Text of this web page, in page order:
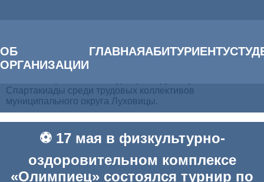
ОБ
ОРГАНИЗАЦИИ
ГЛАВНАЯАБИТУРИЕНТУ
Новости
⚽️ 17 мая в физкультурно-оздоровительном комплексе
Спартакиады среди трудовых коллективов
муниципального округа Луховицы.
⚽️ 17 мая в физкультурно-
оздоровительном комплексе
«Олимпиец» состоялся турнир по